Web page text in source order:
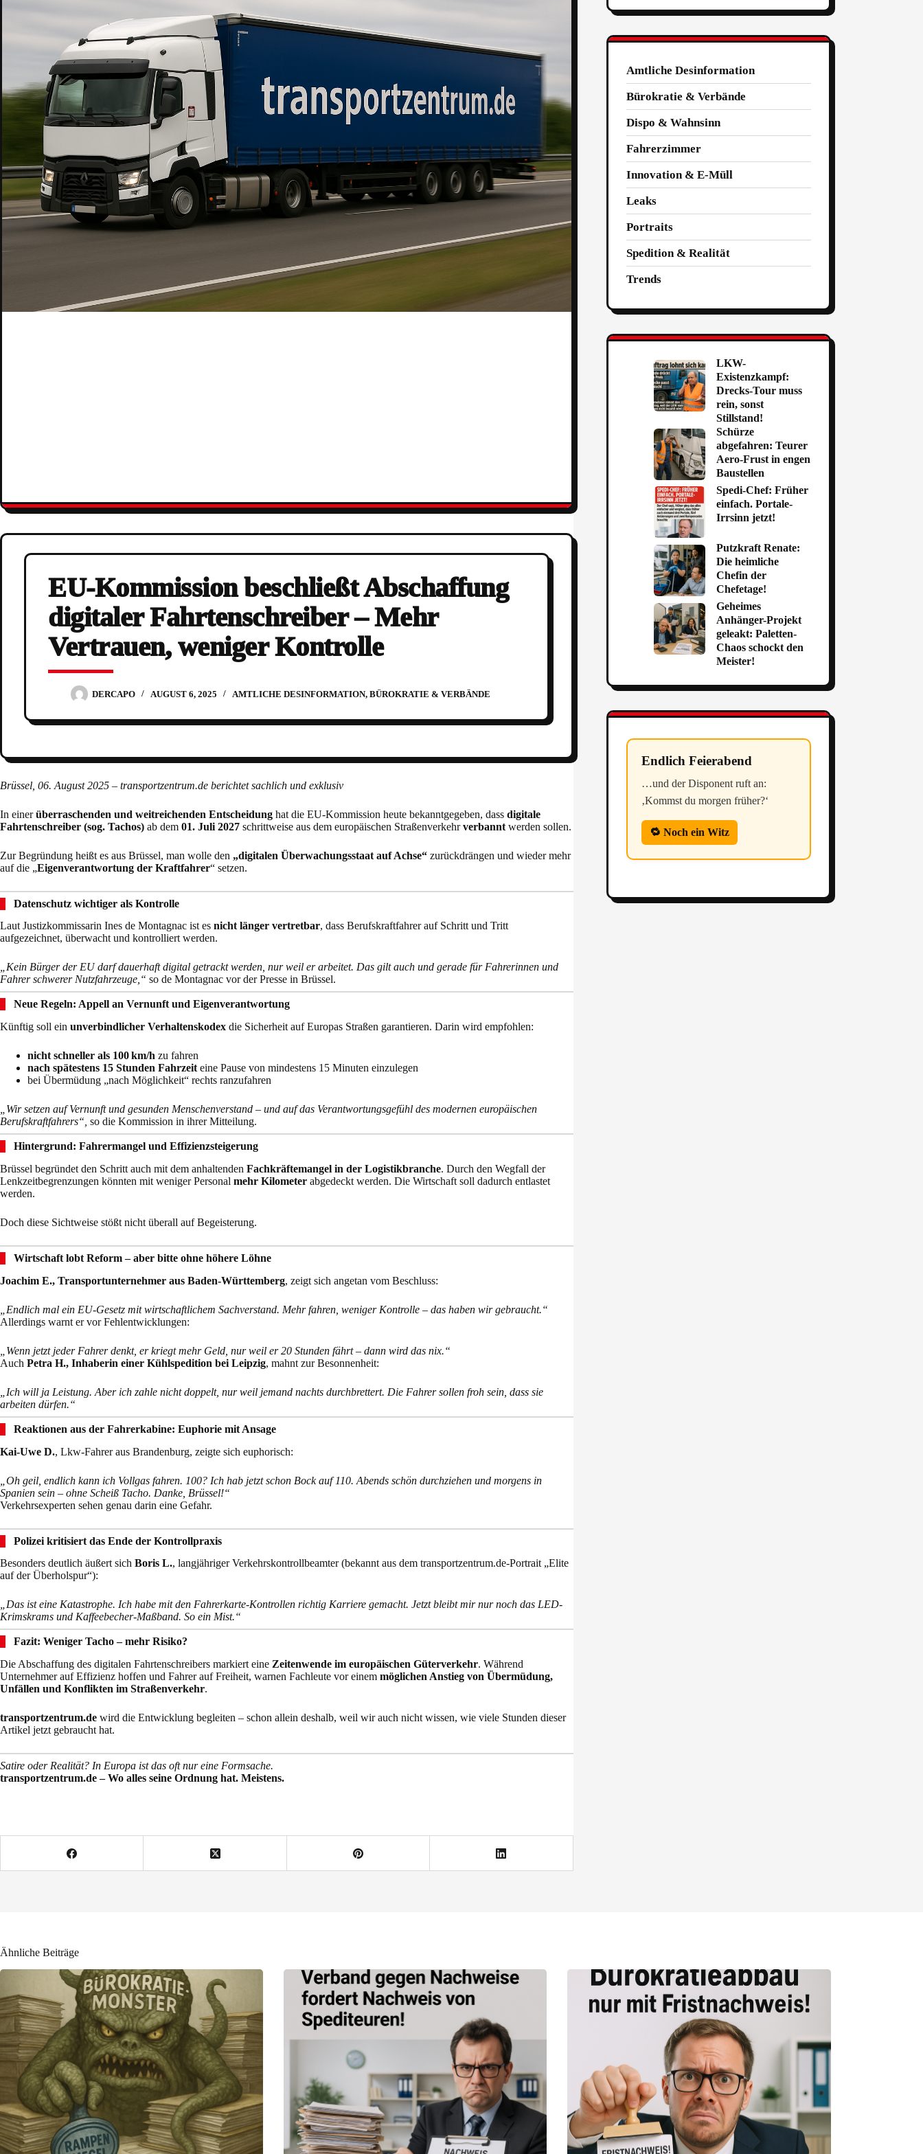
EU-Kommission beschließt Abschaffung
digitaler Fahrtenschreiber – Mehr
Vertrauen, weniger Kontrolle
DERCAPO AUGUST 6, 2025 AMTLICHE DESINFORMATION, BÜROKRATIE & VERBÄNDE
Brüssel, 06. August 2025 – transportzentrum.de berichtet sachlich und exklusiv
In einerüberraschenden und weitreichenden Entscheidung hat die EU-Kommission heute bekanntgegeben, dass digitale
Fahrtenschreiber (sog. Tachos) ab dem 01. Juli 2027 schrittweise aus dem europäischen Straßenverkehrverbannt werden sollen.
Zur Begründung heißt es aus Brüssel, man wolle den „digitalen Überwachungsstaat auf Achse“ zurückdrängen und wieder mehr
auf die „Eigenverantwortung der Kraftfahrer“ setzen.
Datenschutz wichtiger als Kontrolle
Laut Justizkommissarin Ines de Montagnac ist es nicht länger vertretbar, dass Berufskraftfahrer auf Schritt und Tritt
aufgezeichnet, überwacht und kontrolliert werden.
„Kein Bürger der EU darf dauerhaft digital getrackt werden, nur weil er arbeitet. Das gilt auch und gerade für Fahrerinnen und
Fahrer schwerer Nutzfahrzeuge,“ so de Montagnac vor der Presse in Brüssel.
Neue Regeln: Appell an Vernunft und Eigenverantwortung
Künftig soll ein unverbindlicher Verhaltenskodex die Sicherheit auf Europas Straßen garantieren. Darin wird empfohlen:
nicht schneller als 100 km/h zu fahren
nach spätestens 15 Stunden Fahrzeit eine Pause von mindestens 15 Minuten einzulegen
bei Übermüdung „nach Möglichkeit“ rechts ranzufahren
„Wir setzen auf Vernunft und gesunden Menschenverstand – und auf das Verantwortungsgefühl des modernen europäischen
Berufskraftfahrers“, so die Kommission in ihrer Mitteilung.
Hintergrund: Fahrermangel und Effizienzsteigerung
Brüssel begründet den Schritt auch mit dem anhaltenden Fachkräftemangel in der Logistikbranche. Durch den Wegfall der
Lenkzeitbegrenzungen könnten mit weniger Personal mehr Kilometer abgedeckt werden. Die Wirtschaft soll dadurch entlastet
werden.
Doch diese Sichtweise stößt nicht überall auf Begeisterung.
Wirtschaft lobt Reform – aber bitte ohne höhere Löhne
Joachim E., Transportunternehmer aus Baden-Württemberg, zeigt sich angetan vom Beschluss:
„Endlich mal ein EU-Gesetz mit wirtschaftlichem Sachverstand. Mehr fahren, weniger Kontrolle – das haben wir gebraucht.“
Allerdings warnt er vor Fehlentwicklungen:
„Wenn jetzt jeder Fahrer denkt, er kriegt mehr Geld, nur weil er 20 Stunden fährt – dann wird das nix.“
Auch Petra H., Inhaberin einer Kühlspedition bei Leipzig, mahnt zur Besonnenheit:
„Ich will ja Leistung. Aber ich zahle nicht doppelt, nur weil jemand nachts durchbrettert. Die Fahrer sollen froh sein, dass sie
arbeiten dürfen.“
Reaktionen aus der Fahrerkabine: Euphorie mit Ansage
Kai-Uwe D., Lkw-Fahrer aus Brandenburg, zeigte sich euphorisch:
„Oh geil, endlich kann ich Vollgas fahren. 100? Ich hab jetzt schon Bock auf 110. Abends schön durchziehen und morgens in
Spanien sein – ohne Scheiß Tacho. Danke, Brüssel!“
Verkehrsexperten sehen genau darin eine Gefahr.
Polizei kritisiert das Ende der Kontrollpraxis
Besonders deutlich äußert sich Boris L., langjähriger Verkehrskontrollbeamter (bekannt aus dem transportzentrum.de-Portrait „Elite
auf der Überholspur“):
„Das ist eine Katastrophe. Ich habe mit den Fahrerkarte-Kontrollen richtig Karriere gemacht. Jetzt bleibt mir nur noch das LED-
Krimskrams und Kaffeebecher-Maßband. So ein Mist.“
Fazit: Weniger Tacho – mehr Risiko?
Die Abschaffung des digitalen Fahrtenschreibers markiert eine Zeitenwende im europäischen Güterverkehr. Während
Unternehmer auf Effizienz hoffen und Fahrer auf Freiheit, warnen Fachleute vor einem möglichen Anstieg von Übermüdung,
Unfällen und Konflikten im Straßenverkehr.
transportzentrum.de wird die Entwicklung begleiten – schon allein deshalb, weil wir auch nicht wissen, wie viele Stunden dieser
Artikel jetzt gebraucht hat.
Satire oder Realität? In Europa ist das oft nur eine Formsache.
transportzentrum.de – Wo alles seine Ordnung hat. Meistens.
Amtliche Desinformation
Bürokratie & Verbände
Dispo & Wahnsinn
Fahrerzimmer
Innovation & E-Müll
Leaks
Portraits
Spedition & Realität
Trends
LKW-
Existenzkampf:
Drecks-Tour muss
rein, sonst
Stillstand!
Schürze
abgefahren: Teurer
Aero-Frust in engen
Baustellen
Spedi-Chef: Früher
einfach. Portale-
Irrsinn jetzt!
Putzkraft Renate:
Die heimliche
Chefin der
Chefetage!
Geheimes
Anhänger-Projekt
geleakt: Paletten-
Chaos schockt den
Meister!
Endlich Feierabend
…und der Disponent ruft an:
‚Kommst du morgen früher?‘
🔁 Noch ein Witz
Ähnliche Beiträge